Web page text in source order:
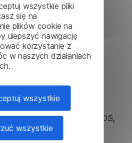
wszystkie pliki
się na
plików cookie na
ulepszyć nawigację
korzystanie z
w naszych działaniach
wszystkie
wszystkie
rozwiązania ze swoimi
Linux, Windows, macOS,
i mobilnych.